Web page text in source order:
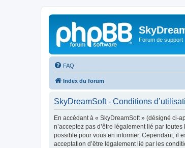
Forum de support
FAQ
Index du forum
SkyDreamSoft - Conditions
En accédant à « SkyDreamSoft » (désigné ci-
n’acceptez pas d’être légalement lié par
possible pour vous en informer. Cependant, il
acceptation d’être légalement lié par les